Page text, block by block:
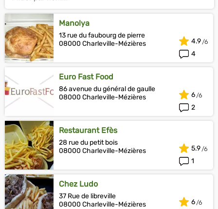
Manolya
13 rue du faubourg de pierre
08000 Charleville-Mézières
4
4.9
Euro Fast Food
86 avenue du général de gaulle
08000 Charleville-Mézières
2
6
Restaurant Efès
28 rue du petit bois
08000 Charleville-Mézières
1
5.9
Chez Ludo
37 Rue de libreville
08000 Charleville-Mézières
6